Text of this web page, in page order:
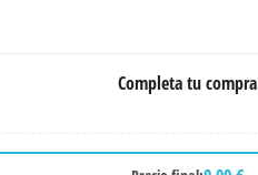
Completa tu compra